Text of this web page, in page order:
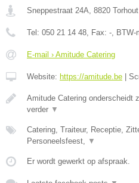
Sneppestraat 24A 8820 Torhout
Tel: 050 21 14 48 , Fax: - , BTW-
E-mail › Amitude Catering
Website: https://amitude.be |
Amitude Catering onderscheidt
verder ▼
Catering, Traiteur, Receptie,
Personeelsfeest,
▼
Er wordt gewerkt op afspraak.